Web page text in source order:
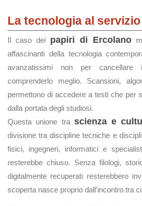
La tecnologia al
Il caso dei papiri di Ercolano
affascinanti della tecnologia
avanzatissimi non per
comprenderlo meglio. Scansioni,
permettono di accedere a testi che per
dalla portata degli studiosi.
Questa unione tra scienza e
divisione tra discipline tecniche e
fisici, ingegneri, informatici e
resterebbe chiuso. Senza filologi,
digitalmente recuperati resterebbero
scoperta nasce proprio dall'incontro tra